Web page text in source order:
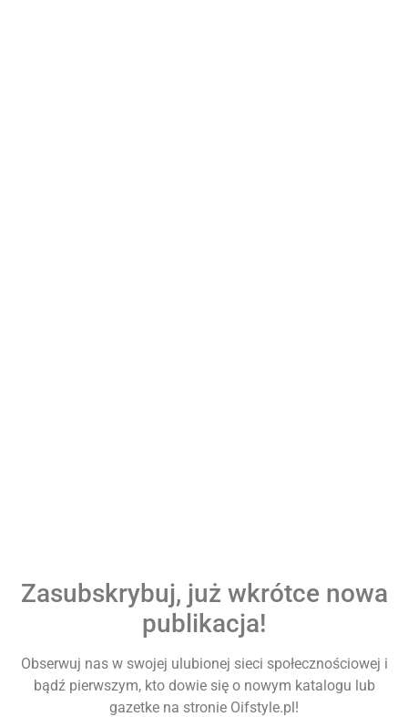
Zasubskrybuj, już wkrótce nowa
publikacja!
Obserwuj nas w swojej ulubionej sieci społecznościowej i
bądź pierwszym, kto dowie się o nowym katalogu lub
gazetke na stronie Oifstyle.pl!